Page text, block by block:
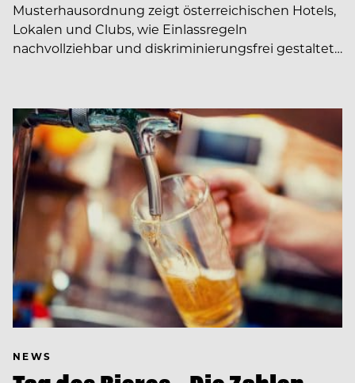
Musterhausordnung zeigt österreichischen Hotels,
Lokalen und Clubs, wie Einlassregeln
nachvollziehbar und diskriminierungsfrei gestaltet…
NEWS